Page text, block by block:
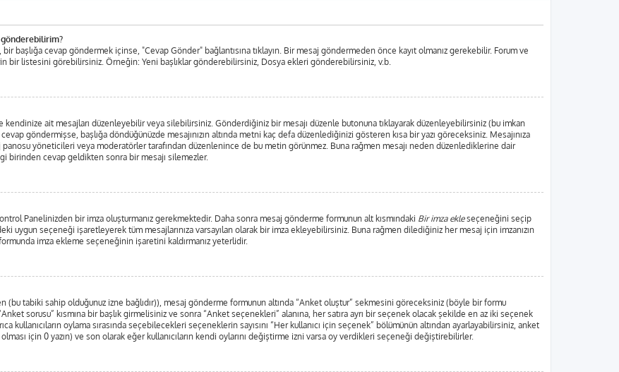
başlığa cevap göndermek içinse, "Cevap Gönder" bağlantısına tıklayın. Bir mesaj göndermeden önce kayıt olmanız gerekebilir. Forum ve
bir listesini görebilirsiniz. Örneğin: Yeni başlıklar gönderebilirsiniz, Dosya ekleri gönderebilirsiniz, v.b.
kendinize ait mesajları düzenleyebilir veya silebilirsiniz. Gönderdiğiniz bir mesajı düzenle butonuna tıklayarak düzenleyebilirsiniz (bu imkan
göndermişse, başlığa döndüğünüzde mesajınızın altında metni kaç defa düzenlediğinizi gösteren kısa bir yazı göreceksiniz. Mesajınıza
panosu yöneticileri veya moderatörler tarafından düzenlenince de bu metin görünmez. Buna rağmen mesajı neden düzenlediklerine dair
birinden cevap geldikten sonra bir mesajı silemezler.
Panelinizden bir imza oluşturmanız gerekmektedir. Daha sonra mesaj gönderme formunun alt kısmındaki Bir imza ekleseçeneğini seçip
uygun seçeneği işaretleyerek tüm mesajlarınıza varsayılan olarak bir imza ekleyebilirsiniz. Buna rağmen dilediğiniz her mesaj için imzanızın
imza ekleme seçeneğinin işaretini kaldırmanız yeterlidir.
(bu tabiki sahip olduğunuz izne bağlıdır)), mesaj gönderme formunun altında “Anket oluştur” sekmesini göreceksiniz (böyle bir formu
sorusu” kısmına bir başlık girmelisiniz ve sonra “Anket seçenekleri” alanına, her satıra ayrı bir seçenek olacak şekilde en az iki seçenek
kullanıcıların oylama sırasında seçebilecekleri seçeneklerin sayısını “Her kullanıcı için seçenek” bölümünün altından ayarlayabilirsiniz, anket
için 0 yazın) ve son olarak eğer kullanıcıların kendi oylarını değiştirme izni varsa oy verdikleri seçeneği değiştirebilirler.